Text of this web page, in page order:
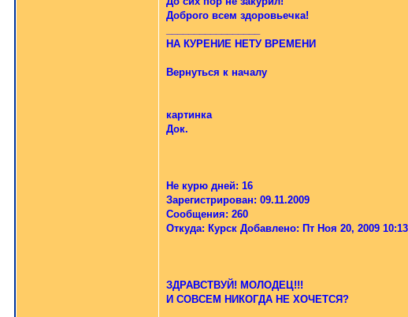
Доброго всем здоровьечка!
НА КУРЕНИЕ НЕТУ ВРЕМЕНИ
Вернуться к началу
картинка
Док.
Не курю дней: 16
Зарегистрирован: 09.11.2009
Сообщения: 260
Откуда: Курск Добавлено: Пт Ноя 20, 2009
ЗДРАВСТВУЙ! МОЛОДЕЦ!!!
И СОВСЕМ НИКОГДА НЕ ХОЧЕТСЯ?